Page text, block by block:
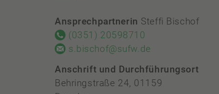
Ansprechpartnerin Steffi Bischof
(0351) 20598710
s.bischof@sufw.de
Anschrift und Durchführungsort
Behringstraße 24, 01159